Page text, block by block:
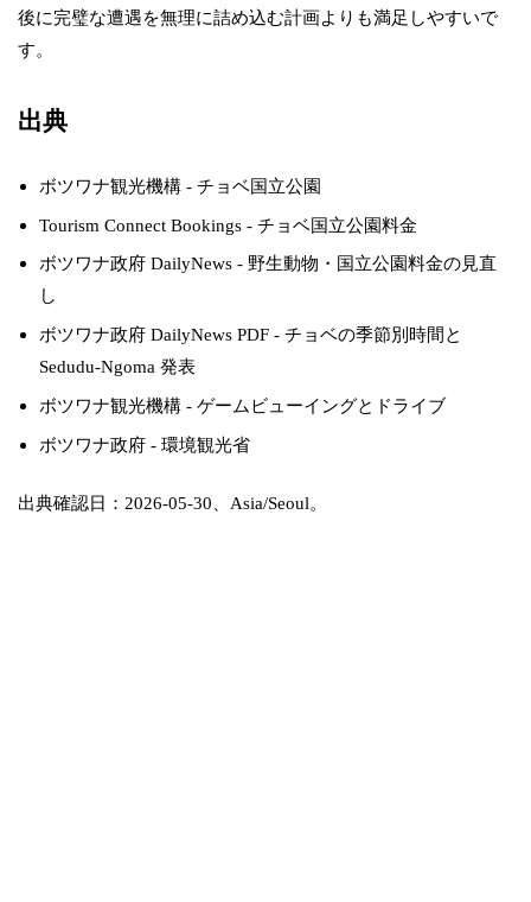
後に完璧な遭遇を無理に詰め込む計画よりも満足しやすいで
す。
出典
ボツワナ観光機構 - チョベ国立公園
Tourism Connect Bookings - チョベ国立公園料金
ボツワナ政府 DailyNews - 野生動物・国立公園料金の見直
し
ボツワナ政府 DailyNews PDF - チョベの季節別時間と
Sedudu-Ngoma 発表
ボツワナ観光機構 - ゲームビューイングとドライブ
ボツワナ政府 - 環境観光省
出典確認日：2026-05-30、Asia/Seoul。